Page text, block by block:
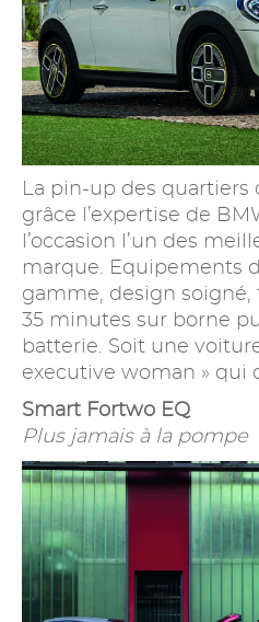
La pin-up des quartiers
grâce l’expertise de
l’occasion l’un des
marque. Equipements
gamme, design
35 minutes sur borne
batterie. Soit une
executive woman » qui
Smart Fortwo EQ
Plus jamais à la pompe